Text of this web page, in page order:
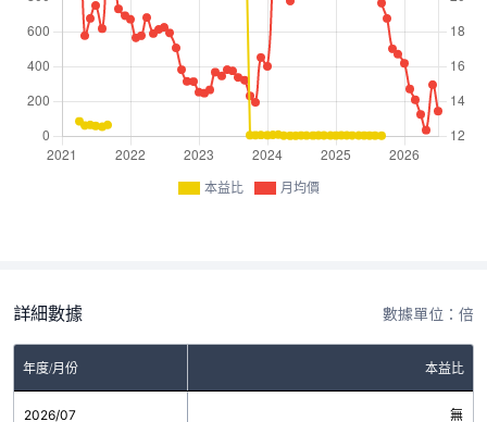
本益比 月均價
詳細數據 數據單位：倍
年度/月份 本益比
2026/07 無